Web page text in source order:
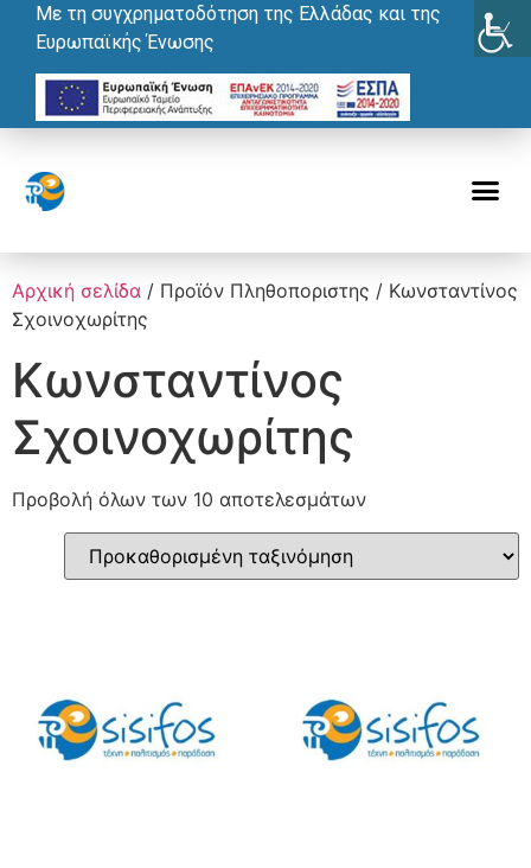
Με τη συγχρηματοδότηση της Ελλάδας και της
Ευρωπαϊκής Ένωσης
Αρχική σελίδα / Προϊόν Πληθοποριστης / Κωνσταντίνος
Σχοινοχωρίτης
Κωνσταντίνος
Σχοινοχωρίτης
Προβολή όλων των 10 αποτελεσμάτων